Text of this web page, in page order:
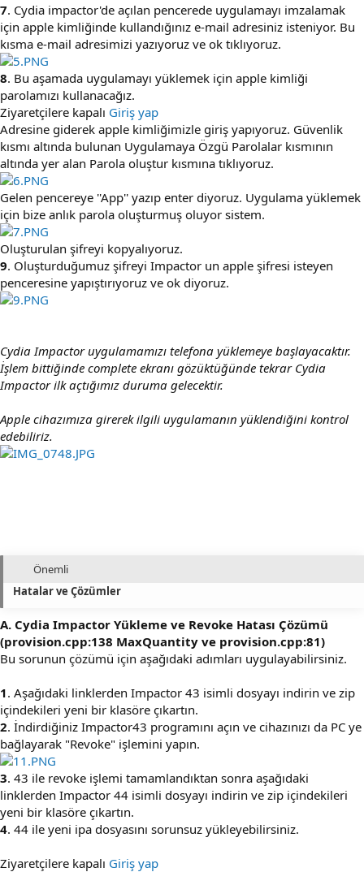
7. Cydia impactor'de açılan pencerede uygulamayı imzalamak
için apple kimliğinde kullandığınız e-mail adresiniz isteniyor. Bu
kısma e-mail adresimizi yazıyoruz ve ok tıklıyoruz.
8. Bu aşamada uygulamayı yüklemek için apple kimliği
parolamızı kullanacağız.
Ziyaretçilere kapalı Giriş yap
Adresine giderek apple kimliğimizle giriş yapıyoruz. Güvenlik
kısmı altında bulunan Uygulamaya Özgü Parolalar kısmının
altında yer alan Parola oluştur kısmına tıklıyoruz.
Gelen pencereye ''App'' yazıp enter diyoruz. Uygulama yüklemek
için bize anlık parola oluşturmuş oluyor sistem.
Oluşturulan şifreyi kopyalıyoruz.
9. Oluşturduğumuz şifreyi Impactor un apple şifresi isteyen
penceresine yapıştırıyoruz ve ok diyoruz.
Cydia Impactor uygulamamızı telefona yüklemeye başlayacaktır.
İşlem bittiğinde complete ekranı gözüktüğünde tekrar Cydia
Impactor ilk açtığımız duruma gelecektir.
Apple cihazımıza girerek ilgili uygulamanın yüklendiğini kontrol
edebiliriz.
Önemli
Hatalar ve Çözümler
A. Cydia Impactor Yükleme ve Revoke Hatası Çözümü
(provision.cpp:138 MaxQuantity ve provision.cpp:81)
Bu sorunun çözümü için aşağıdaki adımları uygulayabilirsiniz.
1. Aşağıdaki linklerden Impactor 43 isimli dosyayı indirin ve zip
içindekileri yeni bir klasöre çıkartın.
2. İndirdiğiniz Impactor43 programını açın ve cihazınızı da PC ye
bağlayarak "Revoke" işlemini yapın.
3. 43 ile revoke işlemi tamamlandıktan sonra aşağıdaki
linklerden Impactor 44 isimli dosyayı indirin ve zip içindekileri
yeni bir klasöre çıkartın.
4. 44 ile yeni ipa dosyasını sorunsuz yükleyebilirsiniz.
Ziyaretçilere kapalı Giriş yap